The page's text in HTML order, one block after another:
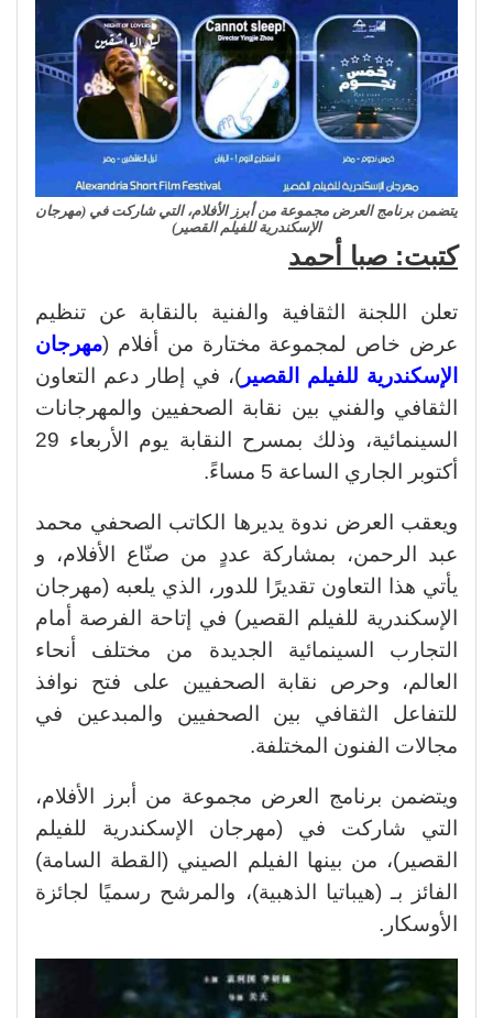
يتضمن برنامج العرض مجموعة من أبرز الأفلام، التي شاركت في (مهرجان
الإسكندرية للفيلم القصير)
كتبت: صبا أحمد
تعلن اللجنة الثقافية والفنية بالنقابة عن تنظيم
عرض خاص لمجموعة مختارة من أفلام (مهرجان
الإسكندرية للفيلم القصير )، في إطار دعم التعاون
الثقافي والفني بين نقابة الصحفيين والمهرجانات
السينمائية، وذلك بمسرح النقابة يوم الأربعاء 29
أكتوبر الجاري الساعة 5 مساءً.
ويعقب العرض ندوة يديرها الكاتب الصحفي محمد
عبد الرحمن، بمشاركة عددٍ من صنّاع الأفلام، و
يأتي هذا التعاون تقديرًا للدور، الذي يلعبه (مهرجان
الإسكندرية للفيلم القصير) في إتاحة الفرصة أمام
التجارب السينمائية الجديدة من مختلف أنحاء
العالم، وحرص نقابة الصحفيين على فتح نوافذ
للتفاعل الثقافي بين الصحفيين والمبدعين في
مجالات الفنون المختلفة.
ويتضمن برنامج العرض مجموعة من أبرز الأفلام،
التي شاركت في (مهرجان الإسكندرية للفيلم
القصير)، من بينها الفيلم الصيني (القطة السامة)
الفائز بـ (هيباتيا الذهبية)، والمرشح رسميًا لجائزة
الأوسكار.